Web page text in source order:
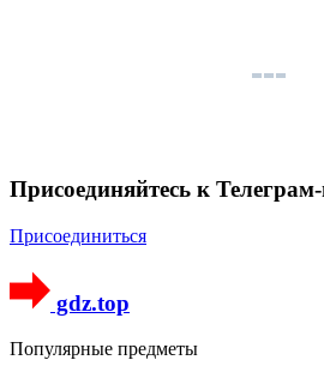
Присоединяйтесь к
Присоединиться
gdz.top
Популярные предметы